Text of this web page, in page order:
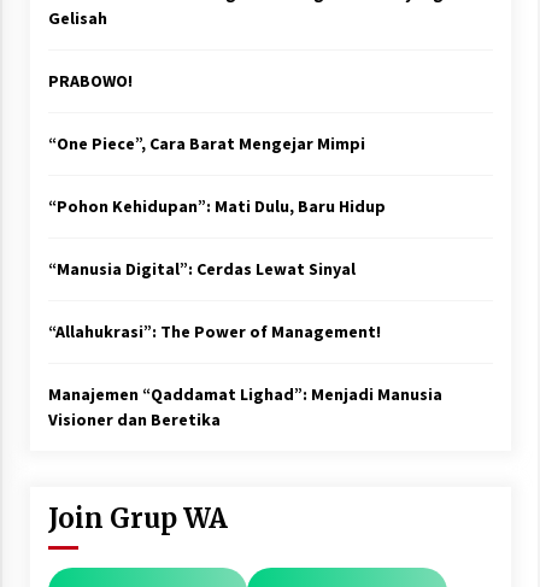
Gelisah
PRABOWO!
“One Piece”, Cara Barat Mengejar Mimpi
“Pohon Kehidupan”: Mati Dulu, Baru Hidup
“Manusia Digital”: Cerdas Lewat Sinyal
“Allahukrasi”: The Power of Management!
Manajemen “Qaddamat Lighad”: Menjadi Manusia
Visioner dan Beretika
Join Grup WA